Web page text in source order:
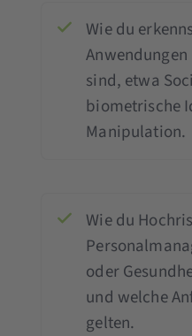
Wie du
sind, etwa
biometrische
Manipulation.
Wie du
oder
und welche
gelten.